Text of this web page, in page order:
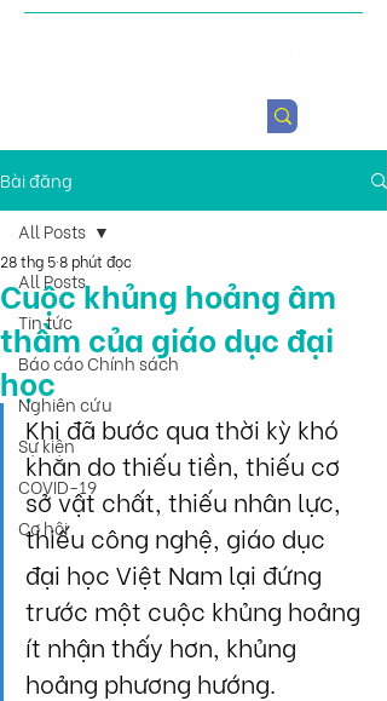
Bài đăng
All Posts
Tin tức
Báo cáo Chính sách
Nghiên cứu
Sự kiện
COVID-19
Cơ hội
All Posts
Cuộc khủng hoảng âm
thầm của giáo dục đại
học
28 thg 58 phút đọc
Khi đã bước qua thời kỳ khó
khăn do thiếu tiền, thiếu cơ
sở vật chất, thiếu nhân lực,
thiếu công nghệ, giáo dục
đại học Việt Nam lại đứng
trước một cuộc khủng hoảng
ít nhận thấy hơn, khủng
hoảng phương hướng.